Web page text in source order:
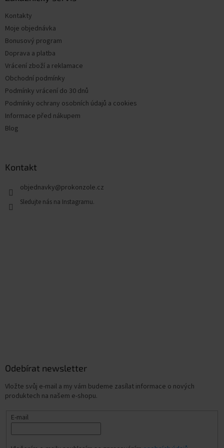
Kontakty
Moje objednávka
Bonusový program
Doprava a platba
Vrácení zboží a reklamace
Obchodní podmínky
Podmínky vrácení do 30 dnů
Podmínky ochrany osobních údajů a cookies
Informace před nákupem
Blog
Kontakt
objednavky@prokonzole.cz
Odebírat newsletter
Vložte svůj e-mail a my vám budeme zasílat informace o nových
produktech na našem e-shopu.
E-mail